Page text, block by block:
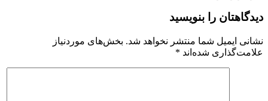
دیدگاهتان را بنویسید
نشانی ایمیل شما منتشر نخواهد شد. بخش‌های موردنیاز
علامت‌گذاری شده‌اند *